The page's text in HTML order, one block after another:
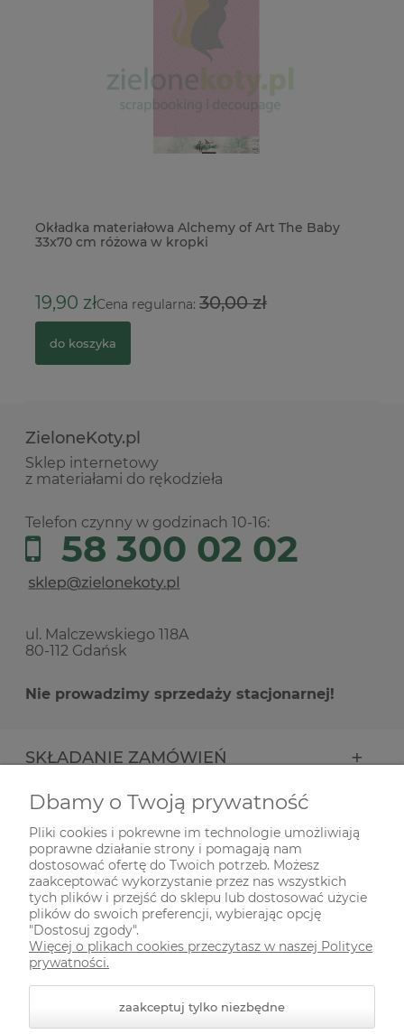
Okładka materiałowa Alchemy of Art The Baby
33x70 cm różowa w kropki
19,90 złCena regularna:30,00 zł
do koszyka
ZieloneKoty.pl
Sklep internetowy
z materiałami do rękodzieła
Telefon czynny w godzinach 10-16:
58 300 02 02
ul. Malczewskiego 118A
80-112 Gdańsk
Nie prowadzimy sprzedaży stacjonarnej!
SKŁADANIE ZAMÓWIEŃ
INFORMACJE
ODWIEDŹ NAS NA
Dbamy o Twoją prywatność
Pliki cookies i pokrewne im technologie umożliwiają
poprawne działanie strony i pomagają nam
dostosować ofertę do Twoich potrzeb. Możesz
zaakceptować wykorzystanie przez nas wszystkich
tych plików i przejść do sklepu lub dostosować użycie
plików do swoich preferencji, wybierając opcję
"Dostosuj zgody".
Więcej o plikach cookies przeczytasz w naszej Polityce
prywatności.
zaakceptuj tylko niezbędne